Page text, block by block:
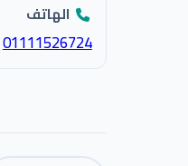
الهاتف
01111526724